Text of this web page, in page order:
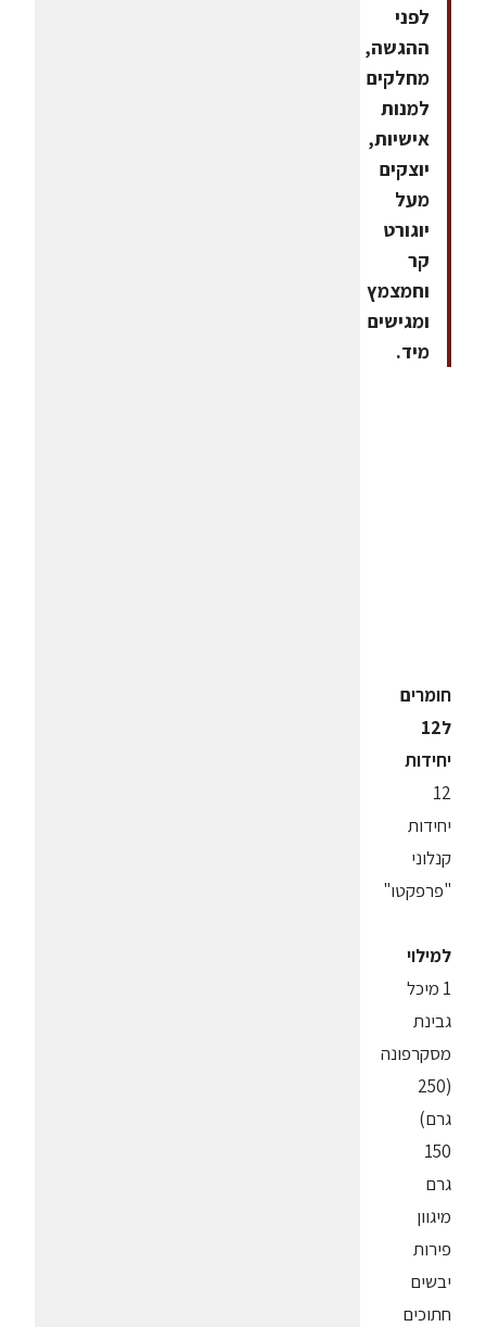
לפני
ההגשה,
מחלקים
למנות
אישיות,
יוצקים
מעל
יוגורט
קר
וחמצמץ
ומגישים
מיד.
חומרים
ל12
יחידות
12
יחידות
קנלוני
"פרפקטו"
למילוי
1 מיכל
גבינת
מסקרפונה
(250
גרם)
150
גרם
מיגוון
פירות
יבשים
חתוכים